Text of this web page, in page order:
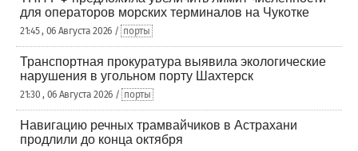
для операторов морских терминалов на Чукотке
21:45 , 06 Августа 2026 / порты
Транспортная прокуратура выявила экологические
нарушения в угольном порту Шахтерск
21:30 , 06 Августа 2026 / порты
Навигацию речных трамвайчиков в Астрахани
продлили до конца октября